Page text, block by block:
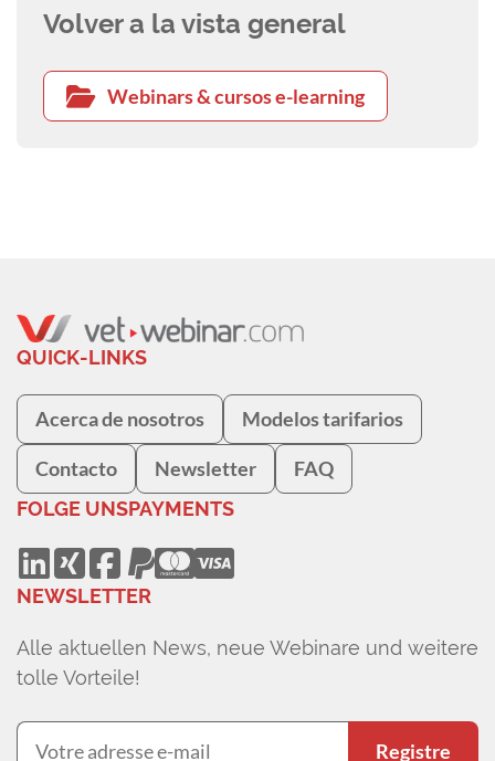
Volver a la vista general
Webinars & cursos e-learning
QUICK-LINKS
Acerca de nosotros Modelos tarifarios
Contacto Newsletter FAQ
FOLGE UNSPAYMENTS
NEWSLETTER
Alle aktuellen News, neue Webinare und weitere
tolle Vorteile!
Registre